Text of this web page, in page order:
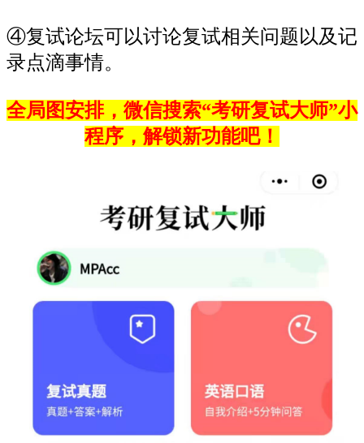
④复试论坛可以讨论复试相关问题以及记
录点滴事情。
全局图安排，微信搜索“考研复试大师”小
程序，解锁新功能吧！